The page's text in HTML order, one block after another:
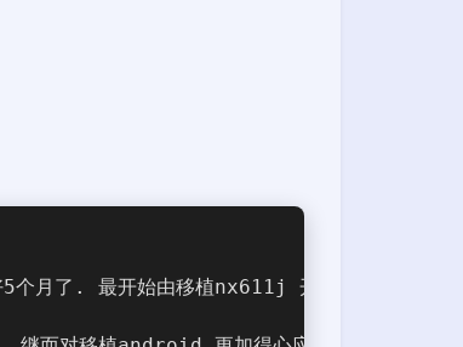
月了. 最开始由移植nx611j 开始起念头, 也不